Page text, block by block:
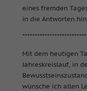
eines fremden
in die Antworten
Mit dem heutigen
Jahreskreislauf, in
wünsche ich allen